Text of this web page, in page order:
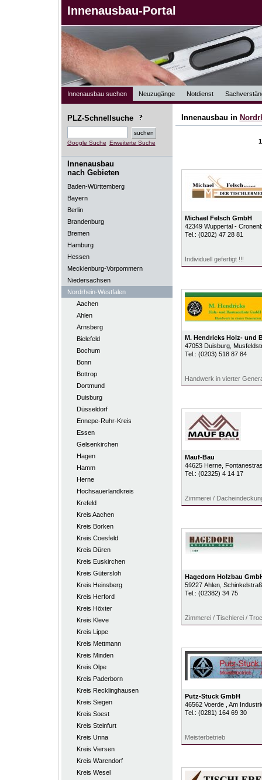
Innenausbau-Portal
Innenausbau suchen Neuzugänge Notdienst
PLZ-Schnellsuche
Google Suche Erweiterte Suche
Innenausbau
nach Gebieten
Baden-Württemberg
Bayern
Berlin
Brandenburg
Bremen
Hamburg
Hessen
Mecklenburg-Vorpommern
Niedersachsen
Nordrhein-Westfalen
Aachen
Ahlen
Arnsberg
Bielefeld
Bochum
Bonn
Bottrop
Dortmund
Duisburg
Düsseldorf
Ennepe-Ruhr-Kreis
Essen
Gelsenkirchen
Hagen
Hamm
Herne
Hochsauerlandkreis
Krefeld
Kreis Aachen
Kreis Borken
Kreis Coesfeld
Kreis Düren
Kreis Euskirchen
Kreis Gütersloh
Kreis Heinsberg
Kreis Herford
Kreis Höxter
Kreis Kleve
Kreis Lippe
Kreis Mettmann
Kreis Minden
Kreis Olpe
Kreis Paderborn
Kreis Recklinghausen
Kreis Siegen
Kreis Soest
Kreis Steinfurt
Kreis Unna
Kreis Viersen
Kreis Warendorf
Kreis Wesel
Innenausbau in
Michael Felsch GmbH
42349 Wuppertal -
Tel.: (0202) 47 28 81
Individuell gefertigt !!!
M. Hendricks Holz- und
47053 Duisburg,
Tel.: (0203) 518 87 84
Handwerk in vierter
Mauf-Bau
44625 Herne,
Tel.: (02325) 4 14 17
Zimmerei /
Hagedorn Holzbau
59227 Ahlen,
Tel.: (02382) 34 75
Zimmerei / Tischlerei /
Putz-Stuck GmbH
46562 Voerde
, Am
Tel.: (0281) 164 69 30
Meisterbetrieb